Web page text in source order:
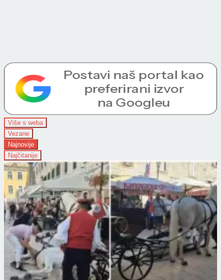
Više s weba
Vezane
Najnovije
Najčitanije